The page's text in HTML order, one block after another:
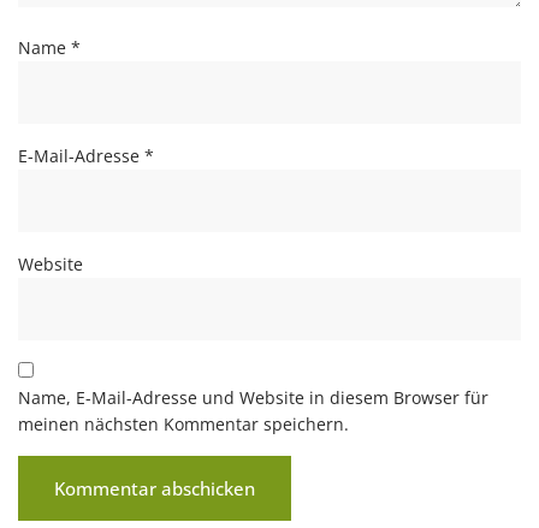
Name *
E-Mail-Adresse *
Website
Name, E-Mail-Adresse und Website in diesem Browser für
meinen nächsten Kommentar speichern.